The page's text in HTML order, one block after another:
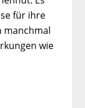
für ihre
manchmal
wie